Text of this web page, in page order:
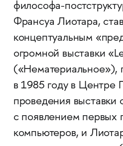
философа-
Франсуа Лиотара,
концептуальным
огромной выставки
(«Нематериальное»),
в 1985 году в Центре
проведения выставки
с появлением первых
компьютеров, и